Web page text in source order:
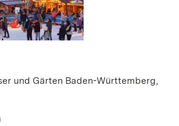
und Gärten Baden-Württemberg,